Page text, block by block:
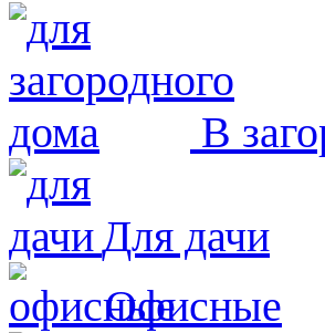
В
Для дачи
Офисные